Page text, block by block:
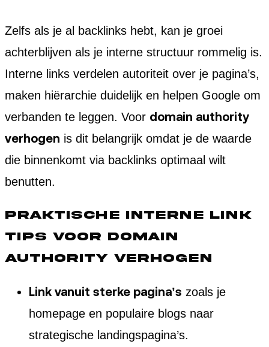
Zelfs als je al backlinks hebt, kan je groei
achterblijven als je interne structuur rommelig is.
Interne links verdelen autoriteit over je pagina’s,
maken hiërarchie duidelijk en helpen Google om
verbanden te leggen. Voor domain authority
verhogen is dit belangrijk omdat je de waarde
die binnenkomt via backlinks optimaal wilt
benutten.
Praktische interne link
tips voor domain
authority verhogen
Link vanuit sterke pagina’s zoals je
homepage en populaire blogs naar
strategische landingspagina’s.